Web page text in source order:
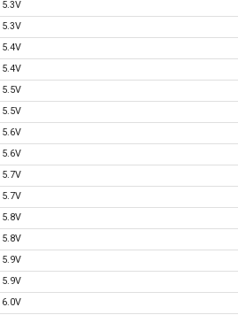
5.3V
5.3V
5.4V
5.4V
5.5V
5.5V
5.6V
5.6V
5.7V
5.7V
5.8V
5.8V
5.9V
5.9V
6.0V